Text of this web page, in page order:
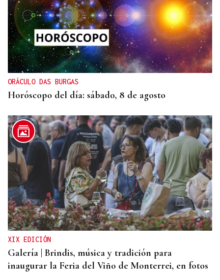
HIDROCARBUROS
La OPEP+ sigue ampliando la oferta de petróleo
para estabilizar el mercado
ORÁCULO DAS BURGAS
Horóscopo del día: sábado, 8 de agosto
XIX EDICIÓN
Galería | Brindis, música y tradición para
inaugurar la Feria del Viño de Monterrei, en fotos